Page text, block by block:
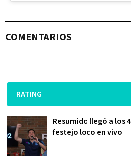
COMENTARIOS
RATING
Resumido llegó a los
festejo loco en vivo